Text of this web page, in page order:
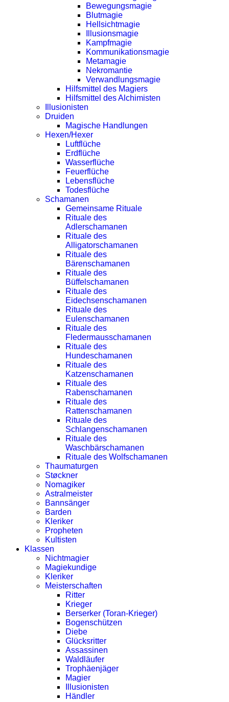
Bewegungsmagie
Blutmagie
Hellsichtmagie
Illusionsmagie
Kampfmagie
Kommunikationsmagie
Metamagie
Nekromantie
Verwandlungsmagie
Hilfsmittel des Magiers
Hilfsmittel des Alchimisten
Illusionisten
Druiden
Magische Handlungen
Hexen/Hexer
Luftflüche
Erdflüche
Wasserflüche
Feuerflüche
Lebensflüche
Todesflüche
Schamanen
Gemeinsame Rituale
Rituale des
Adlerschamanen
Rituale des
Alligatorschamanen
Rituale des
Bärenschamanen
Rituale des
Büffelschamanen
Rituale des
Eidechsenschamanen
Rituale des
Eulenschamanen
Rituale des
Fledermausschamanen
Rituale des
Hundeschamanen
Rituale des
Katzenschamanen
Rituale des
Rabenschamanen
Rituale des
Rattenschamanen
Rituale des
Schlangenschamanen
Rituale des
Waschbärschamanen
Rituale des Wolfschamanen
Thaumaturgen
Støckner
Nomagiker
Astralmeister
Bannsänger
Barden
Kleriker
Propheten
Kultisten
Klassen
Nichtmagier
Magiekundige
Kleriker
Meisterschaften
Ritter
Krieger
Berserker (Toran-Krieger)
Bogenschützen
Diebe
Glücksritter
Assassinen
Waldläufer
Trophäenjäger
Magier
Illusionisten
Händler